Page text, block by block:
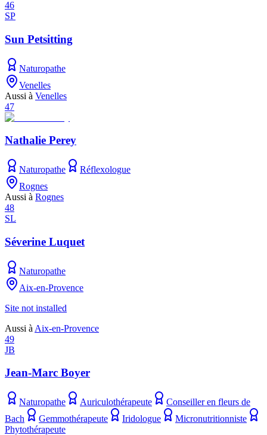
46
SP
Sun Petsitting
Naturopathe
Venelles
Aussi à Venelles
47
Nathalie Perey
Naturopathe
Réflexologue
Rognes
Aussi à Rognes
48
SL
Séverine Luquet
Naturopathe
Aix-en-Provence
Site not installed
Aussi à Aix-en-Provence
49
JB
Jean-Marc Boyer
Naturopathe Auriculothérapeute
Conseiller en fleurs de
Bach
Gemmothérapeute Iridologue
Micronutritionniste
Phytothérapeute